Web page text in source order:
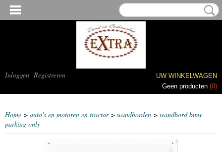
Inloggen Registreren
UW WINKELWAGEN
Geen producten (0)
Home > auto's en motoren en tractor> wandborden > wandbord bmw
parking only